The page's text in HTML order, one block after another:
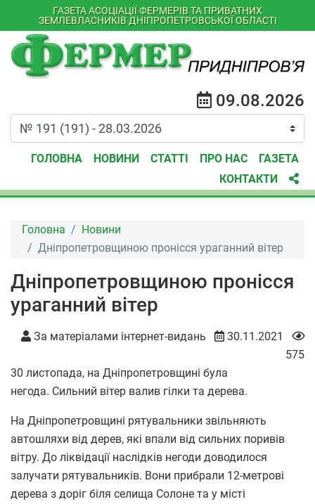
ГАЗЕТА АСОЦІАЦІЇ ФЕРМЕРІВ ТА ПРИВАТНИХ
ЗЕМЛЕВЛАСНИКІВ ДНІПРОПЕТРОВСЬКОЇ ОБЛАСТІ
09.08.2026
ГОЛОВНА НОВИНИ СТАТТІ ПРО НАС
ГАЗЕТА
КОНТАКТИ
Головна
Новини
Дніпропетровщиною пронісся ураганний вітер
Дніпропетровщиною пронісся
ураганний вітер
За матеріалами інтернет-видань
30.11.2021
575
30 листопада, на Дніпропетровщині була
негода. Сильний вітер валив гілки та дерева.
На Дніпропетровщині рятувальники звільняють
автошляхи від дерев, які впали від сильних поривів
вітру. До ліквідації наслідків негоди доводилося
залучати рятувальників. Вони прибрали 12-метрові
дерева з доріг біля селища Солоне та у місті